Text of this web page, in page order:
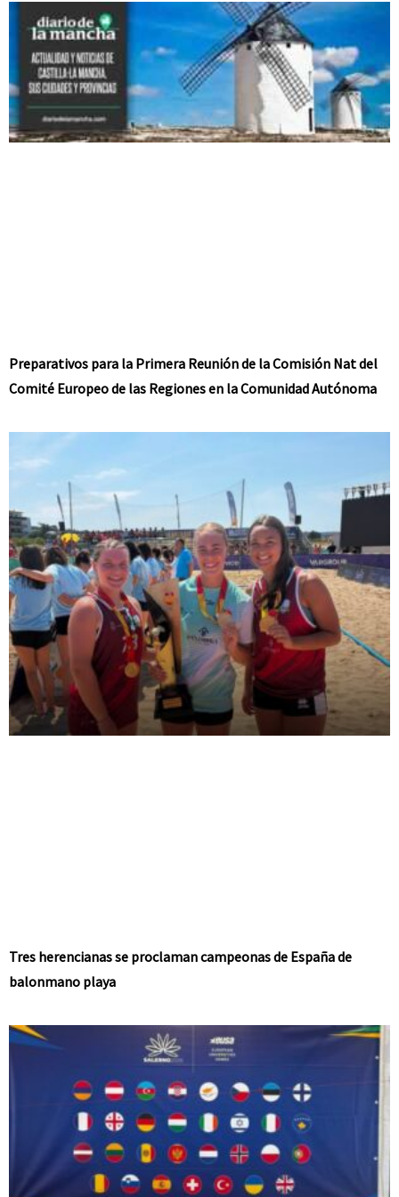
Preparativos para la Primera Reunión de la Comisión Nat del
Comité Europeo de las Regiones en la Comunidad Autónoma
Tres herencianas se proclaman campeonas de España de
balonmano playa